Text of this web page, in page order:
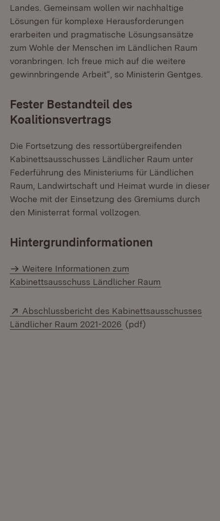
Landes. Gemeinsam wollen wir nachhaltige
Lösungen für komplexe Herausforderungen
erarbeiten und pragmatische Lösungsansätze
zum Wohle der Menschen im Ländlichen Raum
voranbringen. Ich freue mich auf die weitere
gewinnbringende Arbeit“, so Ministerin Gentges.
Fester Bestandteil des
Koalitionsvertrags
Die Fortsetzung des ressortübergreifenden
Kabinettsausschusses Ländlicher Raum unter
Federführung des Ministeriums für Ländlichen
Raum, Landwirtschaft und Heimat wurde in dieser
Woche mit der Einsetzung des Gremiums durch
den Ministerrat formal vollzogen.
Hintergrundinformationen
Weitere Informationen zum
Kabinettsausschuss Ländlicher Raum
Extern:
Abschlussbericht des Kabinettsausschusses
Ländlicher Raum 2021-2026 (Öffnet in neuem
(pdf)